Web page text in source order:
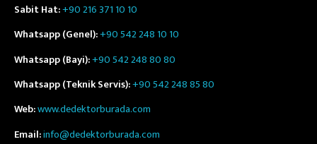
Sabit Hat:+90 216 371 10 10
Whatsapp (Genel):+90 542 248 10 10
Whatsapp (Bayi):+90 542 248 80 80
Whatsapp (Teknik Servis):+90 542 248 85 80
Web:www.dedektorburada.com
Email:info@dedektorburada.com